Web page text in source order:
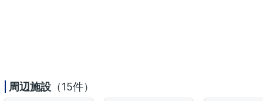
周辺施設 （15件）